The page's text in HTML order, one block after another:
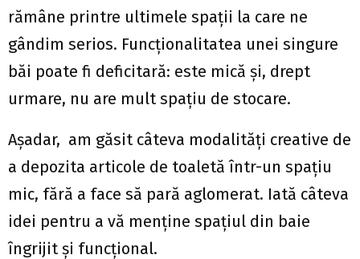
rămâne printre ultimele spații la care ne
gândim serios. Funcționalitatea unei singure
băi poate fi deficitară: este mică și, drept
urmare, nu are mult spațiu de stocare.
Așadar, am găsit câteva modalități creative de
a depozita articole de toaletă într-un spațiu
mic, fără a face să pară aglomerat. Iată câteva
idei pentru a vă menține spațiul din baie
îngrijit și funcțional.